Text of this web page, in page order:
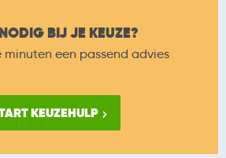
BIJ JE KEUZE?
minuten een passend advies
KEUZEHULP